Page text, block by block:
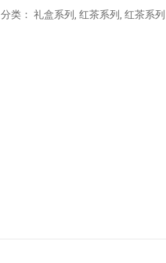
分类： 礼盒系列 , 红茶系列 , 红茶系列